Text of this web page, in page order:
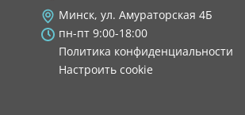
Минск, ул. Амураторская 4Б
пн-пт 9:00-18:00
Политика конфиденциальности
Настроить cookie